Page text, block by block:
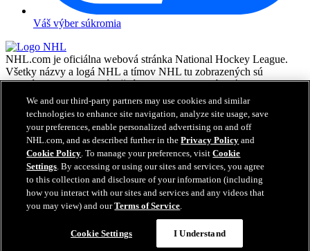
Váš výber súkromia
NHL.com je oficiálna webová stránka National Hockey League.
Všetky názvy a logá NHL a tímov NHL tu zobrazených sú
vlastníctvom NHL a príslušných klubov a nesmú byť
reprodukované bez predchádzajúceho písomného súhlasu NHL
Enterprises, L.P. © NHL 2026. Všetky práva vyhradené. Všetky
dresy tímov NHL costumizované menami a číslami hráčov NHL sú
oficiálne licencované NHL a NHLPA. Vodoznak Zamboni a
konfigurácie Zamboni ice resurfacing machine sú registrované
obchodné značky Frank J. Zamboni & Co., Inc.© Frank J. Zamboni
& Co., Inc. 2026. Všetky práva vyhradené. Akékoľvek obchodné
značky či copyright sú vlastníctvom príslušných majiteľov. Všetky
práva vyhradené.
We and our third-party partners may use cookies and similar
technologies to enhance site navigation, analyze site usage, save
your preferences, enable personalized advertising on and off
NHL.com, and as described further in thePrivacy Policy and
Cookie Policy. To manage your preferences, visitCookie
Settings. By accessing or using our sites and services, you agree
to this collection and disclosure of your information (including
how you interact with our sites and services and any videos that
you may view) and ourTerms of Service.
Cookie Settings I Understand